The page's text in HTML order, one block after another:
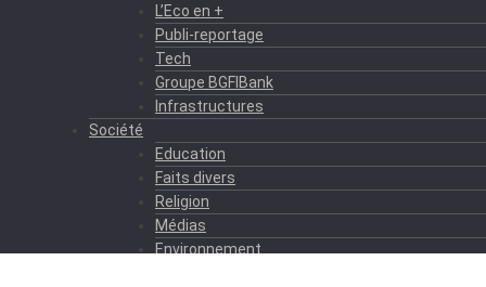
L’Eco en +
Publi-reportage
Tech
Groupe BGFIBank
Infrastructures
Société
Education
Faits divers
Religion
Médias
Environnement